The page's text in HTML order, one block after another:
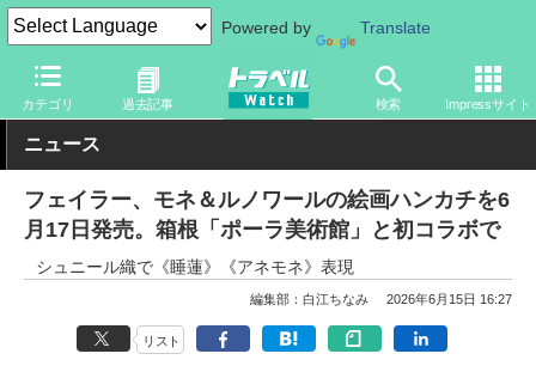
Powered by Translate
カテゴリ 過去記事 検索 Impressサイト
トラベル Watch 旅の情報 観光地
ニュース
フェイラー、モネ＆ルノワールの絵画ハンカチを6
月17日発売。箱根「ポーラ美術館」と初コラボで
シュニール織で《睡蓮》《アネモネ》表現
編集部：白江ちなみ 2026年6月15日 16:27
リスト